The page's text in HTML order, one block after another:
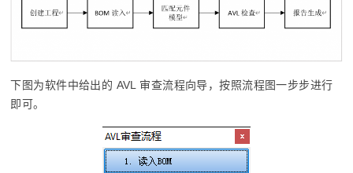
下图为软件中给出的 AVL 审查流程向导，按照流程图一步步进行
即可。